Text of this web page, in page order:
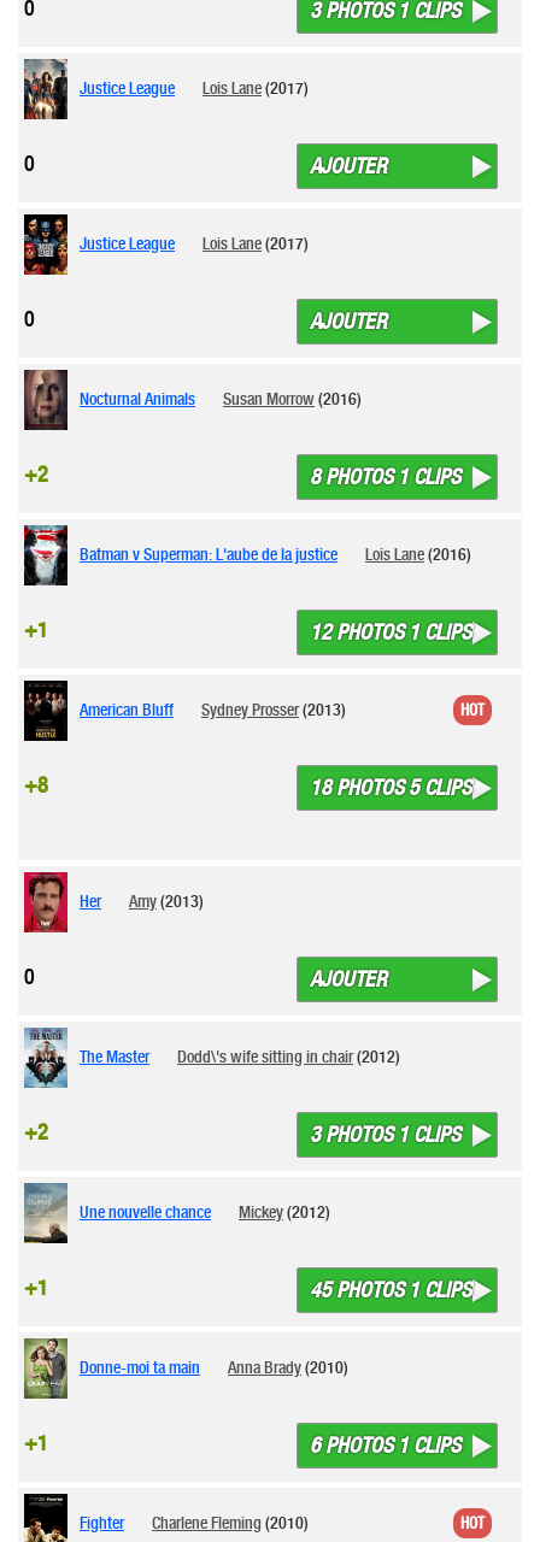
3 PHOTOS 1 CLIPS
0
Justice League Lois Lane(2017)
AJOUTER
0
Justice League Lois Lane(2017)
AJOUTER
0
Nocturnal Animals Susan Morrow(2016)
8 PHOTOS 1 CLIPS
+2
Batman v Superman: L'aube de la justice Lois Lane(2016)
12 PHOTOS 1 CLIPS
+1
American Bluff Sydney Prosser(2013)
18 PHOTOS 5 CLIPS
+8
HOT
Her Amy(2013)
AJOUTER
0
The Master Dodd\'s wife sitting in chair(2012)
3 PHOTOS 1 CLIPS
+2
Une nouvelle chance Mickey(2012)
45 PHOTOS 1 CLIPS
+1
Donne-moi ta main Anna Brady(2010)
6 PHOTOS 1 CLIPS
+1
Fighter Charlene Fleming (2010) HOT